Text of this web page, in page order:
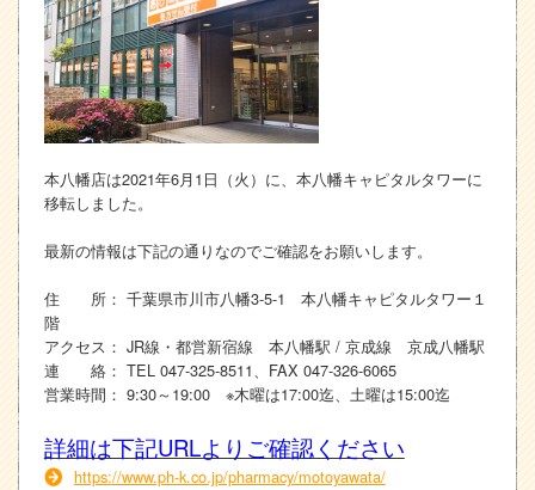
本八幡店は2021年6月1日（火）に、本八幡キャピタルタワーに
移転しました。
最新の情報は下記の通りなのでご確認をお願いします。
住 所： 千葉県市川市八幡3-5-1 本八幡キャピタルタワー１
階
アクセス： JR線・都営新宿線 本八幡駅 / 京成線 京成八幡駅
連 絡： TEL 047-325-8511、FAX 047-326-6065
営業時間： 9:30～19:00 ※木曜は17:00迄、土曜は15:00迄
詳細は下記URLよりご確認ください
https://www.ph-k.co.jp/pharmacy/motoyawata/